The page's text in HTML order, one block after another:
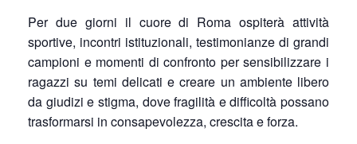
Per due giorni il cuore di Roma ospiterà attività
sportive, incontri istituzionali, testimonianze di grandi
campioni e momenti di confronto per sensibilizzare i
ragazzi su temi delicati e creare un ambiente libero
da giudizi e stigma, dove fragilità e difficoltà possano
trasformarsi in consapevolezza, crescita e forza.